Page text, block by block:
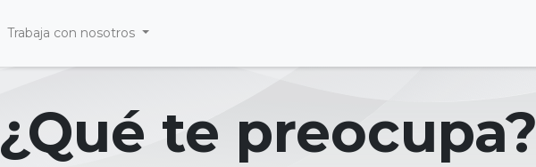
Trabaja con nosotros
¿Qué te preocupa?